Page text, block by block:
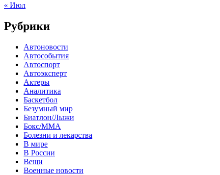
« Июл
Рубрики
Автоновости
Автособытия
Автоспорт
Автоэксперт
Актеры
Аналитика
Баскетбол
Безумный мир
Биатлон/Лыжи
Бокс/MMA
Болезни и лекарства
В мире
В России
Вещи
Военные новости